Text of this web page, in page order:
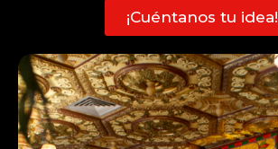
¡Cuéntanos tu idea!